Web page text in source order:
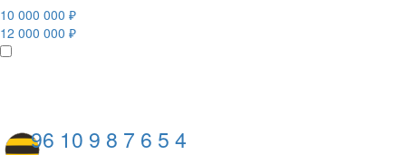
10 000 000 ₽
12 000 000 ₽
96 10 9 8 7 6 5 4